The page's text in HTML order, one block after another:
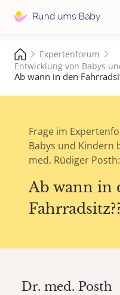
Expertenforum
Entwicklung von Babys
Ab wann in den
Frage im
Babys und Kindern
med. Rüdiger Posth:
Ab wann in
Dr. med. Posth